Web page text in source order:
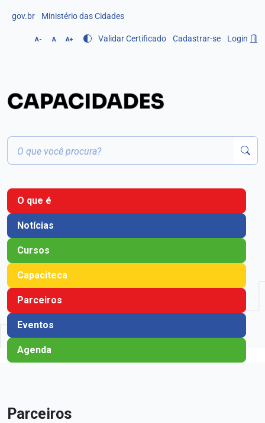
gov.br Ministério das Cidades
A- A A+ Validar Certificado Cadastrar-se Login
O que é
Notícias
Cursos
Capaciteca
Parceiros
Eventos
Agenda
Parceiros